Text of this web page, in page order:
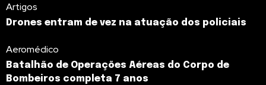
Artigos
Drones entram de vez na atuação dos policiais
Aeromédico
Batalhão de Operações Aéreas do Corpo de
Bombeiros completa 7 anos